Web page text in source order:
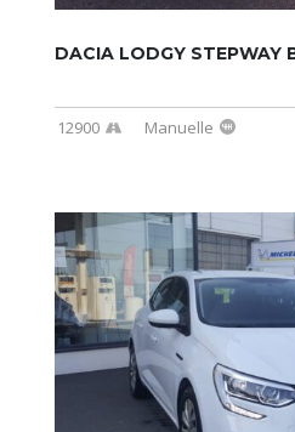
12900 Manuelle